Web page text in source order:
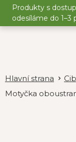
Přejít
obsah
Produkty s
odesíláme do
Motyčka